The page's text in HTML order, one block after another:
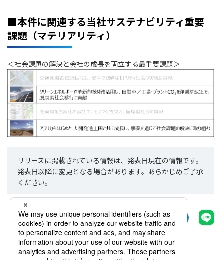
■本件に関連する当社サステナビリティ重要
課題（マテリアリティ）
＜社会課題の解決と会社の成長を両立する最重要課題＞
リリースに掲載されている情報は、発表日現在の情報です。
発表日以降に変更となる場合があります。あらかじめご了承
ください。
シェアする
一覧へ戻る